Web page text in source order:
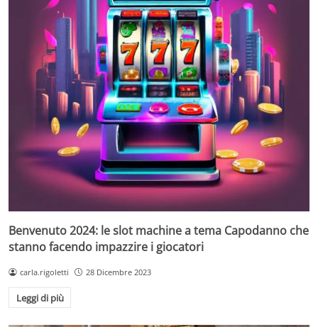
Benvenuto 2024: le slot machine a tema Capodanno che
stanno facendo impazzire i giocatori
carla.rigoletti 28 Dicembre 2023
Leggi di più